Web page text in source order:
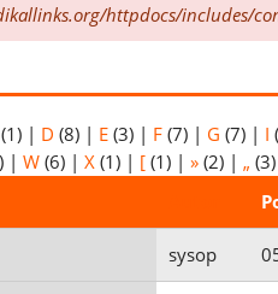
httpdocs/includes/
(1) | D (8) | E (3) | F (7) | G (7) | I
| W (6) | X (1) | [ (1) | » (2) | „ (3)
sysop